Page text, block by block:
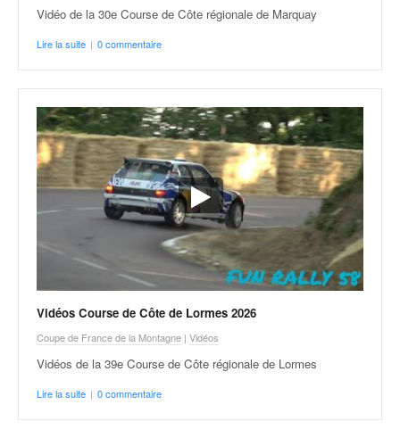
Vidéo de la 30e Course de Côte régionale de Marquay
Lire la suite | 0 commentaire
Vidéos Course de Côte de Lormes 2026
Coupe de France de la Montagne | Vidéos
Vidéos de la 39e Course de Côte régionale de Lormes
Lire la suite | 0 commentaire